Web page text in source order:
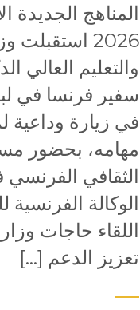
2026 استقبلت
والتعليم العالي
سفير فرنسا في
في زيارة وداعية
مهامه، بحضور
الثقافي الفرنسي
الوكالة الفرنسية
اللقاء حاجات
تعزيز الدعم […]